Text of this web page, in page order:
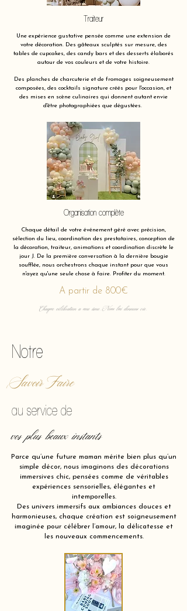
Traiteur
Une expérience gustative pensée comme une extension de
votre décoration. Des gâteaux sculptés sur mesure, des
tables de cupcakes, des candy bars et des desserts élaborés
autour de vos couleurs et de votre histoire.
Des planches de charcuterie et de fromages soigneusement
composées, des cocktails signature créés pour l'occasion, et
des mises en scène culinaires qui donnent autant envie
d'être photographiées que dégustées.
Organisation complète
Chaque détail de votre événement géré avec précision,
sélection du lieu, coordination des prestataires, conception de
la décoration, traiteur, animations et coordination discrète le
jour J. De la première conversation à la dernière bougie
soufflée, nous orchestrons chaque instant pour que vous
n'ayez qu'une seule chose à faire. Profiter du moment.
A partir de 800€
Chaque célébration a une âme. Nous lui donnons vie.
Notre
Savoir Faire
au service de
vos plus beaux instants
Parce qu’une future maman mérite bien plus qu’un
simple décor, nous imaginons des décorations
immersives chic, pensées comme de véritables
expériences sensorielles, élégantes et
intemporelles.
Des univers immersifs aux ambiances douces et
harmonieuses, chaque création est soigneusement
imaginée pour célébrer l’amour, la délicatesse et
les nouveaux commencements.